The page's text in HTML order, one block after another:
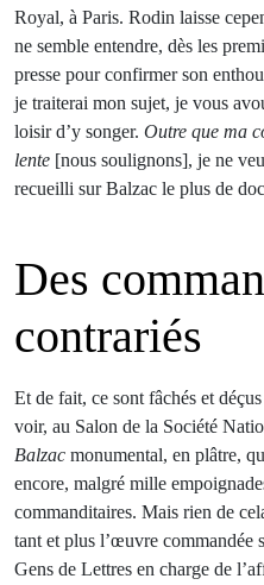
Royal, à Paris. Rodin laisse
ne semble entendre, dès les
presse pour confirmer son
je traiterai mon sujet, je vous
loisir d’y songer. Outre que ma
lente [nous soulignons], je ne
recueilli sur Balzac le plus de
Des
contrariés
Et de fait, ce sont fâchés et
voir, au Salon de la Société
Balzac monumental, en plâtre,
encore, malgré mille
commanditaires. Mais rien de
tant et plus l’œuvre commandée
Gens de Lettres en charge de